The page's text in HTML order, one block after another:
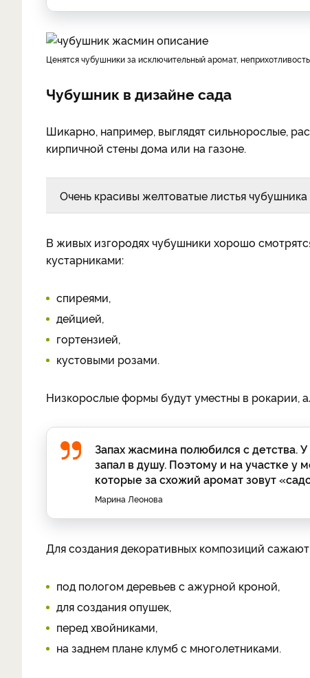
Ценятся чубушники за исключительный аромат, неприхотливость
Чубушник в дизайне сада
Шикарно, например, выглядят сильно­рослые,
кирпичной стены дома или на газоне.
Очень красивы желтоватые листья
В живых изгородях чубушни­ки хорошо
кустарни­ками:
спиреями,
дейцией,
гор­тензией,
кустовыми розами.
Низкорослые формы будут уместны в рокарии,
Запах жасмина полюбился с детства.
запал в душу. Поэтому и на участке у
которые за схожий аромат зовут
Марина Леонова
Для создания декоративных композиций
под пологом деревьев с ажур­ной кроной,
для создания опу­шек,
перед хвойниками,
на заднем плане клумб с много­летниками.